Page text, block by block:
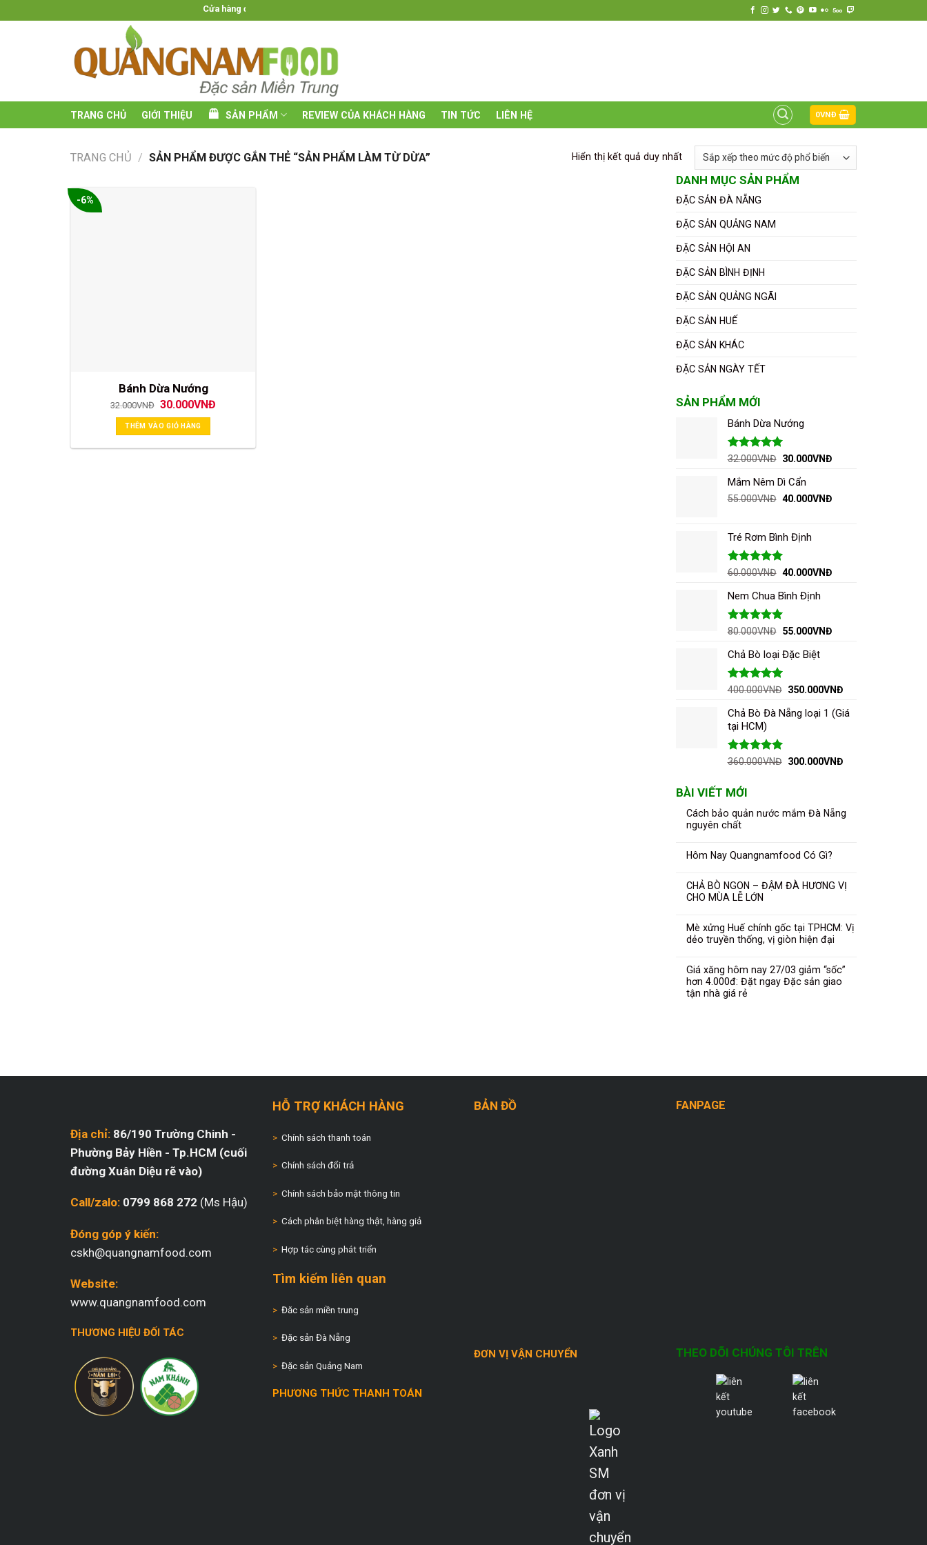
to
Cửa hàng đặc sản Miền Trung chất lượng ◊
0799 868 272
TRANG CHỦ GIỚI THIỆU SẢN PHẨM REVIEW CỦA KHÁCH HÀNG TIN TỨC LIÊN HỆ 0VNĐ
TRANG CHỦ / SẢN PHẨM ĐƯỢC GẮN THẺ “SẢN PHẨM LÀM TỪ DỪA” Hiển thị kết quả duy nhất
-6%
Bánh Dừa Nướng
32.000VNĐ Giá
gốc
là:
32.000VNĐ.
30.000VNĐ
30.000VNĐ.
THÊM VÀO GIỎ HÀNG
DANH MỤC SẢN PHẨM
ĐẶC SẢN ĐÀ NẴNG
ĐẶC SẢN QUẢNG NAM
ĐẶC SẢN HỘI AN
ĐẶC SẢN BÌNH ĐỊNH
ĐẶC SẢN QUẢNG NGÃI
ĐẶC SẢN HUẾ
ĐẶC SẢN KHÁC
ĐẶC SẢN NGÀY TẾT
SẢN PHẨM MỚI
Bánh Dừa Nướng
Được xếp
5 sao
32.000VNĐ Giá
là:
32.000VNĐ.
30.000VNĐGiá
là:
Mắm Nêm Dì Cẩn
55.000VNĐ Giá
55.000VNĐ.
40.000VNĐGiá
Tré Rơm Bình Định
Được xếp
5 sao
60.000VNĐ Giá
là:
40.000VNĐGiá
Nem Chua Bình Định
Được xếp
5 sao
80.000VNĐ Giá
là:
55.000VNĐGiá
Chả Bò loại Đặc Biệt
Được xếp
5 sao
400.000VNĐ Giá
là:
350.000VNĐGiá
tại
Chả Bò Đà Nẵng loại 1 (Giá
tại HCM)
Được xếp
360.000VNĐ Giá
300.000VNĐGiá
300.000VNĐ.
BÀI VIẾT MỚI
Cách bảo quản nước mắm Đà Nẵng
nguyên chất
Hôm Nay Quangnamfood Có Gì?
CHẢ BÒ NGON – ĐẬM ĐÀ HƯƠNG VỊ
CHO MÙA LỄ LỚN
Mè xửng Huế chính gốc tại TPHCM: Vị
dẻo truyền thống, vị giòn hiện đại
Giá xăng hôm nay 27/03 giảm “sốc”
hơn 4.000đ: Đặt ngay Đặc sản giao
tận nhà giá rẻ
Địa chỉ: 86/190 Trường Chinh -
Phường Bảy Hiền - Tp.HCM (cuối
đường Xuân Diệu rẽ vào)
Call/zalo: 0799 868 272 (Ms Hậu)
Đóng góp ý kiến:
cskh@quangnamfood.com
Website:
www.quangnamfood.com
THƯƠNG HIỆU ĐỐI TÁC
HỖ TRỢ KHÁCH HÀNG
> Chính sách thanh toán
> Chính sách đổi trả
> Chính sách bảo mật thông tin
> Cách phân biệt hàng thật, hàng giả
> Hợp tác cùng phát triển
Tìm kiếm liên quan
>Đăc sản miền trung
>Đặc sản Đà Nẵng
>Đặc sản Quảng Nam
PHƯƠNG THỨC THANH TOÁN
BẢN ĐỒ
ĐƠN VỊ VẬN CHUYỂN
FANPAGE
THEO DÕI CHÚNG TÔI TRÊN